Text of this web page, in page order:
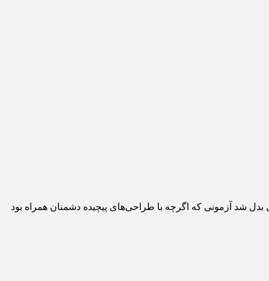
شد آزمونی که اگرچه با طراحی‌های پیچیده دشمنان همراه بود